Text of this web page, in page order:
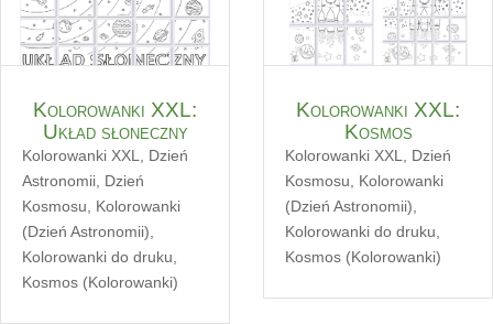
Kolorowanki XXL:
Układ słoneczny
Kolorowanki XXL
Dzień
Astronomii Dzień
Kosmosu
Kolorowanki
(Dzień Astronomii)
Kolorowanki do druku
Kosmos (Kolorowanki)
Kolorowanki XXL:
Kosmos
Kolorowanki XXL
Dzień
Kosmosu
Kolorowanki
(Dzień Astronomii)
Kolorowanki do druku
Kosmos (Kolorowanki)